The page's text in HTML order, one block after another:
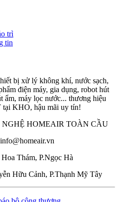
trì
tin
bị xử lý không khí, nước sạch,
điện máy, gia dụng, robot hút
ẩm, máy lọc nước... thương hiệu
KHO, hậu mãi uy tín!
HOMEAIR TOÀN CẦU
Thám, P.Ngọc Hà
Hữu Cảnh, P.Thạnh Mỹ Tây